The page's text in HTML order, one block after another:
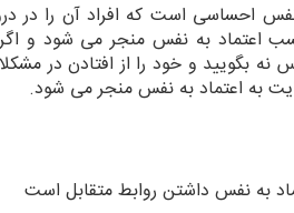
احساسی است که افراد آن را در
اعتماد به نفس منجر می شود و اگر
نه بگویید و خود را از افتادن در
به اعتماد به نفس منجر می شود.
به نفس داشتن روابط متقابل است